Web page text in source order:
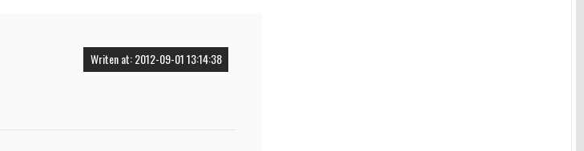
Writen at: 2012-09-01 13:14:38